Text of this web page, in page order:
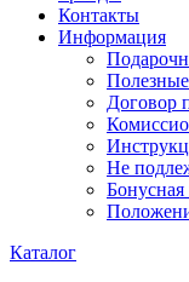
Контакты
Информация
Договор
Не
Каталог